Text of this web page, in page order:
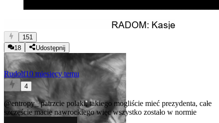
151
18
Udostępnij
Rudolf10 miesięcy temu
4
@entropy_patrzcie polaki, takiego mogliście mieć prezydenta, całe
szczęście macie nawrockiego więc wszystko zostało w normie